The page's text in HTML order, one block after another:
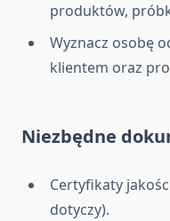
produktów,
Wyznacz osobę
klientem oraz
Niezbędne
Certyfikaty
dotyczy).